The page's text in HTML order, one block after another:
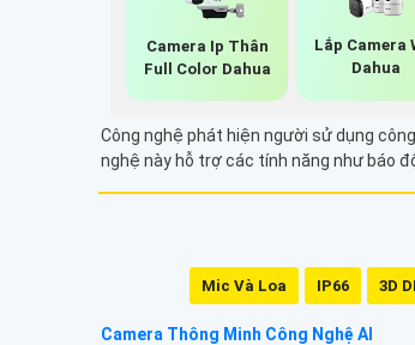
Camera Ip Thân
Full Color Dahua
Lắp Camera
Dahua
Công nghệ phát hiện người sử dụng
nghệ này hỗ trợ các tính năng như báo
Mic Và Loa IP66 3D
Camera Thông Minh Công Nghệ AI